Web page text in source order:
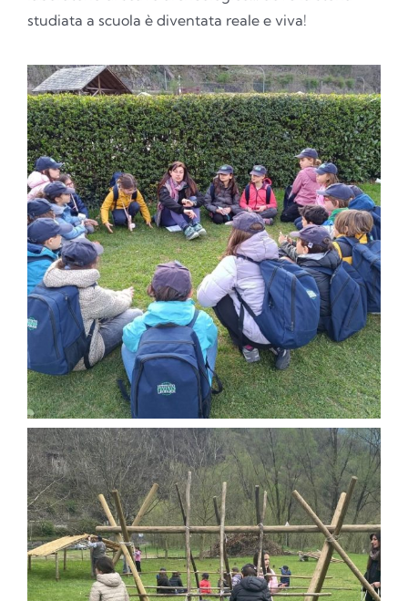
studiata a scuola è diventata reale e viva!